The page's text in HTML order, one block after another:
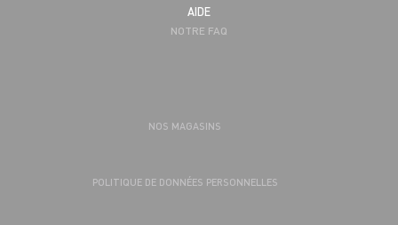
AIDE
NOTRE FAQ
NOS MAGASINS
POLITIQUE DE DONNÉES PERSONNELLES